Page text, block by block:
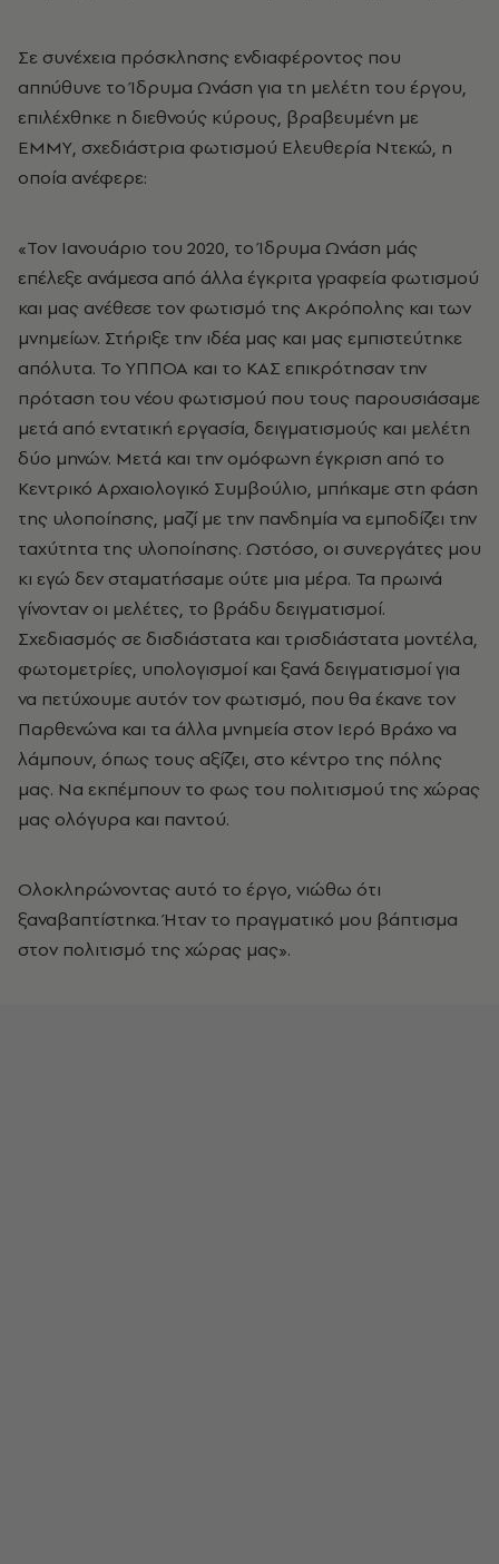
Σε συνέχεια πρόσκλησης ενδιαφέροντος που
απηύθυνε το Ίδρυμα Ωνάση για τη μελέτη του έργου,
επιλέχθηκε η διεθνούς κύρους, βραβευμένη με
ΕΜΜΥ, σχεδιάστρια φωτισμού Ελευθερία Ντεκώ, η
οποία ανέφερε:
«Τον Ιανουάριο του 2020, το Ίδρυμα Ωνάση μάς
επέλεξε ανάμεσα από άλλα έγκριτα γραφεία φωτισμού
και μας ανέθεσε τον φωτισμό της Ακρόπολης και των
μνημείων. Στήριξε την ιδέα μας και μας εμπιστεύτηκε
απόλυτα. Το ΥΠΠΟΑ και το ΚΑΣ επικρότησαν την
πρόταση του νέου φωτισμού που τους παρουσιάσαμε
μετά από εντατική εργασία, δειγματισμούς και μελέτη
δύο μηνών. Μετά και την ομόφωνη έγκριση από το
Κεντρικό Αρχαιολογικό Συμβούλιο, μπήκαμε στη φάση
της υλοποίησης, μαζί με την πανδημία να εμποδίζει την
ταχύτητα της υλοποίησης. Ωστόσο, οι συνεργάτες μου
κι εγώ δεν σταματήσαμε ούτε μια μέρα. Τα πρωινά
γίνονταν οι μελέτες, το βράδυ δειγματισμοί.
Σχεδιασμός σε δισδιάστατα και τρισδιάστατα μοντέλα,
φωτομετρίες, υπολογισμοί και ξανά δειγματισμοί για
να πετύχουμε αυτόν τον φωτισμό, που θα έκανε τον
Παρθενώνα και τα άλλα μνημεία στον Ιερό Βράχο να
λάμπουν, όπως τους αξίζει, στο κέντρο της πόλης
μας. Να εκπέμπουν το φως του πολιτισμού της χώρας
μας ολόγυρα και παντού.
Ολοκληρώνοντας αυτό το έργο, νιώθω ότι
ξαναβαπτίστηκα. Ήταν το πραγματικό μου βάπτισμα
στον πολιτισμό της χώρας μας».